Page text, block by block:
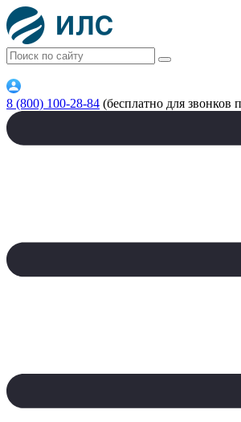
8 (800) 100-28-84 (бесплатно для звонков